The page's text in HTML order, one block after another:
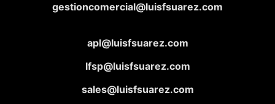
gestioncomercial@luisfsuarez.com
apl@luisfsuarez.com
lfsp@luisfsuarez.com
sales@luisfsuarez.com